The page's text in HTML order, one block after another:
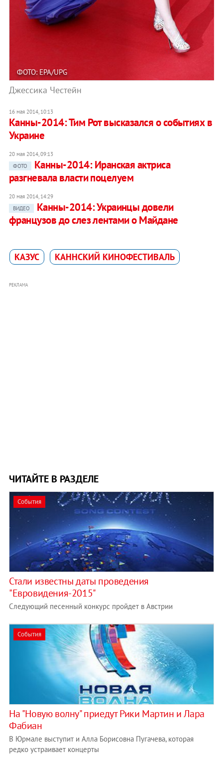
ФОТО: EPA/UPG
Джессика Честейн
16 мая 2014, 10:13
Канны-2014: Тим Рот высказался о событиях в
Украине
20 мая 2014, 09:13
ФОТО
Канны-2014: Иранская актриса
разгневала власти поцелуем
20 мая 2014, 14:29
ВИДЕО
Канны-2014: Украинцы довели
французов до слез лентами о Майдане
КАЗУС КАННСКИЙ КИНОФЕСТИВАЛЬ
РЕКЛАМА
ЧИТАЙТЕ В РАЗДЕЛЕ
События
Стали известны даты проведения
"Евровидения-2015"
Следующий песенный конкурс пройдет в Австрии
События
На "Новую волну" приедут Рики Мартин и Лара
Фабиан
В Юрмале выступит и Алла Борисовна Пугачева, которая
редко устраивает концерты